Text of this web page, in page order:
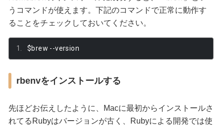
うコマンドが使えます。下記のコマンドで正常に動作す
ることをチェックしておいてください。
$brew --version
rbenvをインストールする
先ほどお伝えしたように、Macに最初からインストールさ
れてるRubyはバージョンが古く、Rubyによる開発では使